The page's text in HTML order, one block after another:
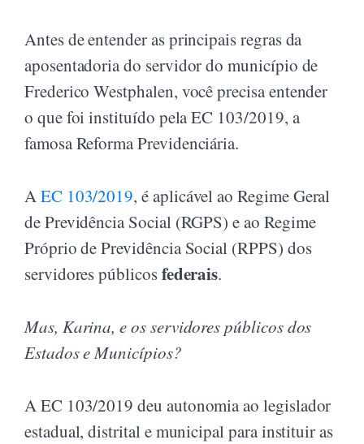
Antes de entender as principais regras da
aposentadoria do servidor do município de
Frederico Westphalen, você precisa entender
o que foi instituído pela EC 103/2019, a
famosa Reforma Previdenciária.
AEC 103/2019, é aplicável ao Regime Geral
de Previdência Social (RGPS) e ao Regime
Próprio de Previdência Social (RPPS) dos
servidores públicosfederais.
Mas, Karina, e os servidores públicos dos
Estados e Municípios?
A EC 103/2019 deu autonomia ao legislador
estadual, distrital e municipal para instituir as